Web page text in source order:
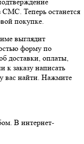
СМС. Теперь останется
покупке.
выглядит
форму по
доставки, оплаты,
к заказу написать
вас найти. Нажмите
В интернет-